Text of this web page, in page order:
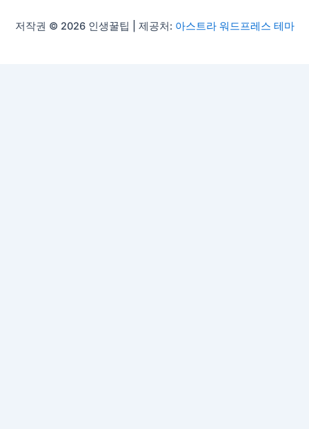
저작권 © 2026 인생꿀팁 | 제공처: 아스트라 워드프레스 테마